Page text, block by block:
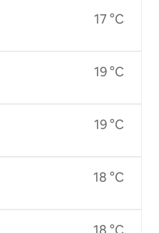
17 °C
19 °C
19 °C
18 °C